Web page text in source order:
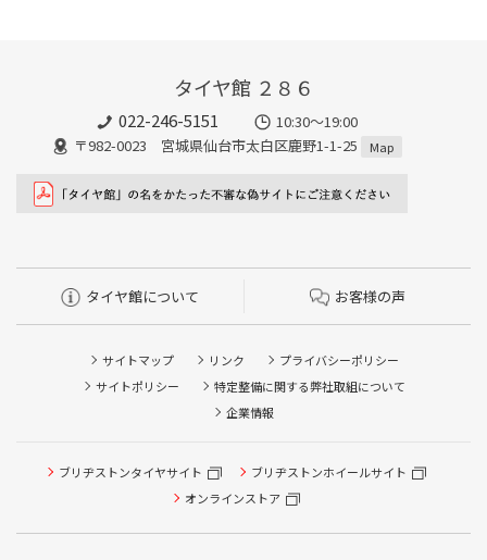
タイヤ館 ２８６
022-246-5151
10:30～19:00
〒982-0023 宮城県仙台市太白区鹿野1-1-25
Map
タイヤ館について お客様の声
サイトマップ リンク
プライバシーポリシー
サイトポリシー
特定整備に関する弊社取組について
企業情報
ブリヂストンタイヤサイト
ブリヂストンホイールサイト
オンラインストア
タイヤ点検・安全点検/タイヤ履き替え/オイル交換/その他
ピット作業の予約